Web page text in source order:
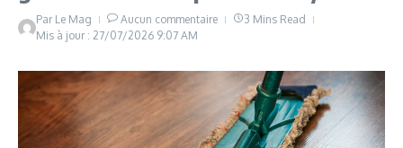
Par Le Mag Aucun commentaire
3 Mins Read
Mis à jour : 27/07/2026 9:07 AM